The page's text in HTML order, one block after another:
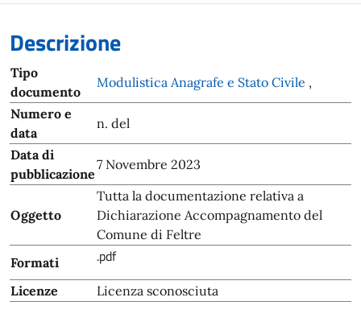
Descrizione
Tipo
documento
Modulistica Anagrafe e Stato Civile ,
Numero e
data
n. del
Data di
pubblicazione
7 Novembre 2023
Oggetto
Tutta la documentazione relativa a
Dichiarazione Accompagnamento del
Comune di Feltre
Formati
.pdf
Licenze Licenza sconosciuta